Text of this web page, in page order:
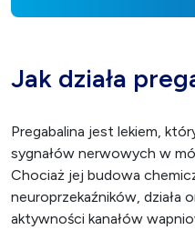
Jak działa
Pregabalina jest lekiem,
sygnałów nerwowych w
Chociaż jej budowa
neuroprzekaźników, działa
aktywności kanałów